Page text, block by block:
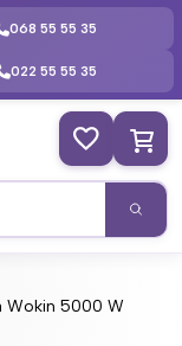
068 55 55 35
022 55 55 35
Wokin 5000 W